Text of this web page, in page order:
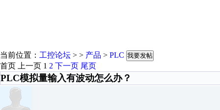
当前位置： 工控论坛 > > 产品 > PLC 我要发帖
首页 上一页 1 2 下一页 尾页
PLC模拟量输入有波动怎么办？